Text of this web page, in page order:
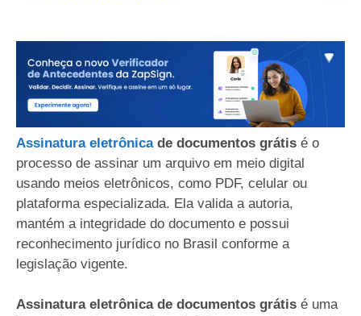
Assinatura eletrônicade documentos grátis é o
processo de assinar um arquivo em meio digital
usando meios eletrônicos, como PDF, celular ou
plataforma especializada. Ela valida a autoria,
mantém a integridade do documento e possui
reconhecimento jurídico no Brasil conforme a
legislação vigente.
Assinatura eletrônica de documentos grátis é uma